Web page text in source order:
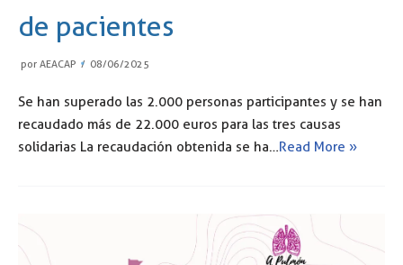
de pacientes
por AEACAP 08/06/2025
Se han superado las 2.000 personas participantes y se han
recaudado más de 22.000 euros para las tres causas
solidarias La recaudación obtenida se ha…Read More »